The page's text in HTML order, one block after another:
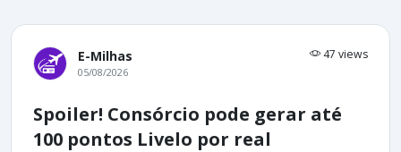
E-Milhas 47 views
05/08/2026
Spoiler! Consórcio pode gerar até
100 pontos Livelo por real